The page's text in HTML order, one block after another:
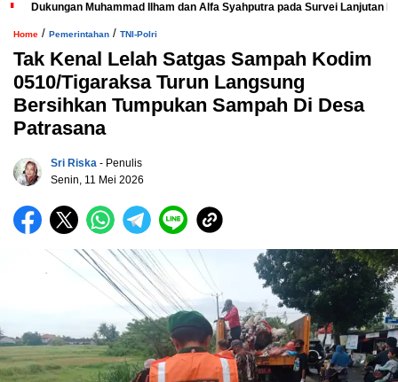
Dukungan Muhammad Ilham dan Alfa Syahputra pada Survei Lanjutan
Home / Pemerintahan / TNI-Polri
Tak Kenal Lelah Satgas Sampah Kodim
0510/Tigaraksa Turun Langsung
Bersihkan Tumpukan Sampah Di Desa
Patrasana
Sri Riska - Penulis
Senin, 11 Mei 2026